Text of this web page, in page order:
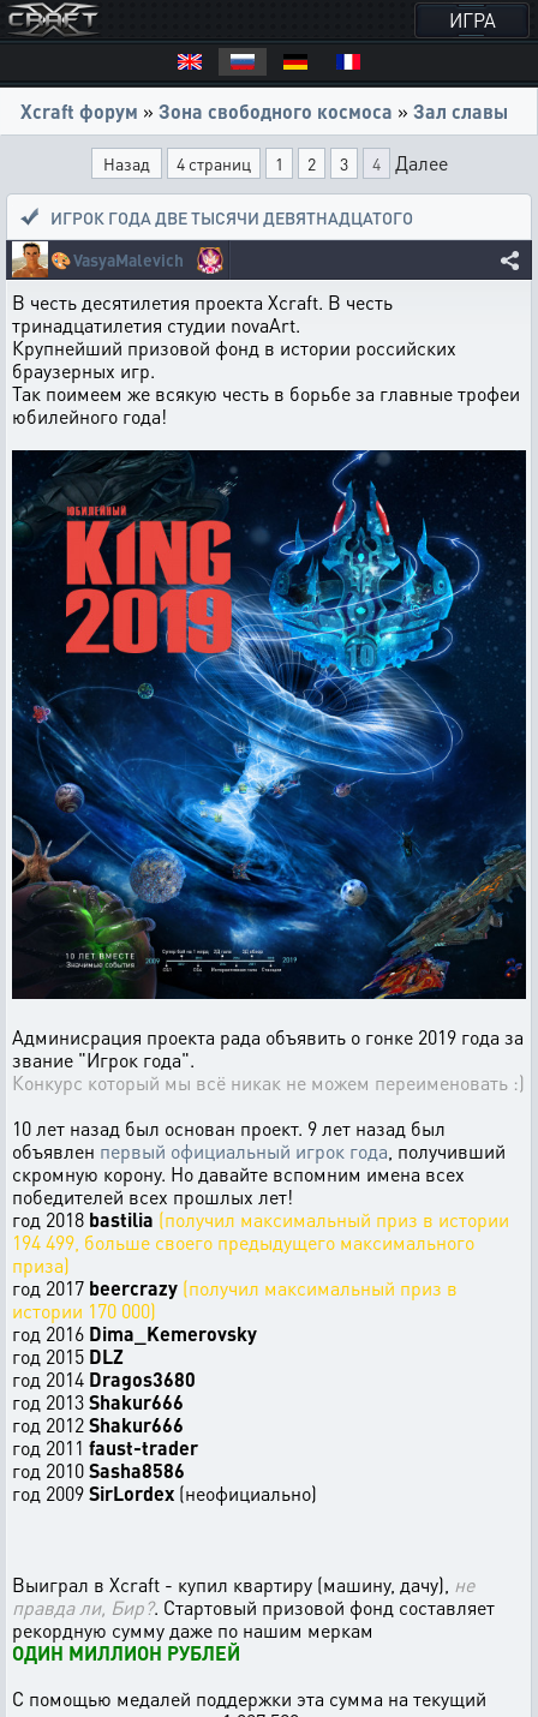
ИГРА
Xcraft форум » Зона свободного космоса » Зал славы
Назад 4 страниц 1 2 3 4 Далее
ИГРОК ГОДА ДВЕ ТЫСЯЧИ ДЕВЯТНАДЦАТОГО
🎨VasyaMalevich
В честь десятилетия проекта Xcraft. В честь
тринадцатилетия студии novaArt.
Крупнейший призовой фонд в истории российских
браузерных игр.
Так поимеем же всякую честь в борьбе за главные трофеи
юбилейного года!
Админисрация проекта рада объявить о гонке 2019 года за
звание "Игрок года".
Конкурс который мы всё никак не можем переименовать :)
10 лет назад был основан проект. 9 лет назад был
объявлен первый официальный игрок года , получивший
скромную корону. Но давайте вспомним имена всех
победителей всех прошлых лет!
год 2018 bastilia (получил максимальный приз в истории
194 499, больше своего предыдущего максимального
приза)
год 2017 beercrazy (получил максимальный приз в
истории 170 000)
год 2016 Dima_Kemerovsky
год 2015 DLZ
год 2014 Dragos3680
год 2013Shakur666
год 2012Shakur666
год 2011 faust-trader
год 2010Sasha8586
год 2009SirLordex (неофициально)
Выиграл в Xcraft - купил квартиру (машину, дачу), не
правда ли, Бир?. Стартовый призовой фонд составляет
рекордную сумму даже по нашим меркам
ОДИН МИЛЛИОН РУБЛЕЙ
С помощью медалей поддержки эта сумма на текущий